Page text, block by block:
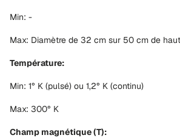
Min: -
Max: Diamètre de 32 cm sur 50 cm de
Température:
Min: 1° K (pulsé) ou 1,2° K (continu)
Max: 300° K
Champ magnétique (T):